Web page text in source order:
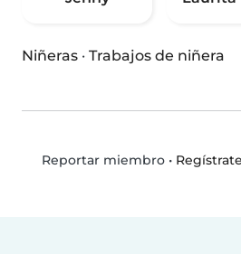
Niñeras · Trabajos de niñera
Reportar miembro•